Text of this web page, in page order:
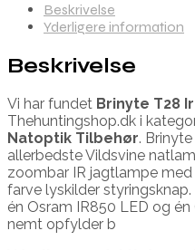
Beskrivelse
Yderligere information
Beskrivelse
Vi har fundet Brinyte T28
Thehuntingshop.dk i
Natoptik Tilbehør.
allerbedste Vildsvine
zoombar IR jagtlampe
farve lyskilder styringsknap.
én Osram IR850 LED og
nemt opfylder b